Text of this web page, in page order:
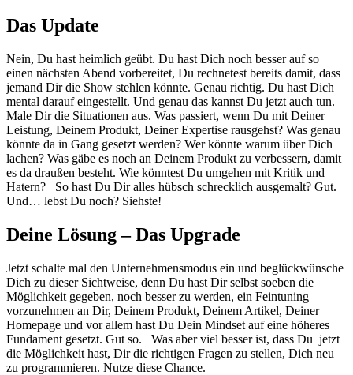
Das Update
Nein, Du hast heimlich geübt. Du hast Dich noch besser auf so
einen nächsten Abend vorbereitet, Du rechnetest bereits damit, dass
jemand Dir die Show stehlen könnte. Genau richtig. Du hast Dich
mental darauf eingestellt. Und genau das kannst Du jetzt auch tun.
Male Dir die Situationen aus. Was passiert, wenn Du mit Deiner
Leistung, Deinem Produkt, Deiner Expertise rausgehst? Was genau
könnte da in Gang gesetzt werden? Wer könnte warum über Dich
lachen? Was gäbe es noch an Deinem Produkt zu verbessern, damit
es da draußen besteht. Wie könntest Du umgehen mit Kritik und
Hatern? So hast Du Dir alles hübsch schrecklich ausgemalt? Gut.
Und… lebst Du noch? Siehste!
Deine Lösung – Das Upgrade
Jetzt schalte mal den Unternehmensmodus ein und beglückwünsche
Dich zu dieser Sichtweise, denn Du hast Dir selbst soeben die
Möglichkeit gegeben, noch besser zu werden, ein Feintuning
vorzunehmen an Dir, Deinem Produkt, Deinem Artikel, Deiner
Homepage und vor allem hast Du Dein Mindset auf eine höheres
Fundament gesetzt. Gut so. Was aber viel besser ist, dass Du jetzt
die Möglichkeit hast, Dir die richtigen Fragen zu stellen, Dich neu
zu programmieren. Nutze diese Chance.